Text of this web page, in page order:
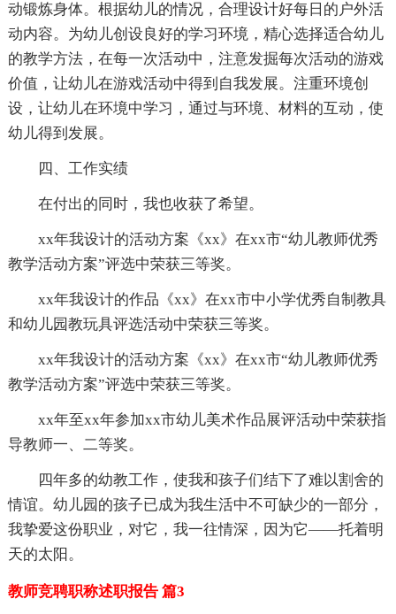
动锻炼身体。根据幼儿的情况，合理设计好每日的户外活
动内容。为幼儿创设良好的学习环境，精心选择适合幼儿
的教学方法，在每一次活动中，注意发掘每次活动的游戏
价值，让幼儿在游戏活动中得到自我发展。注重环境创
设，让幼儿在环境中学习，通过与环境、材料的互动，使
幼儿得到发展。
四、工作实绩
在付出的同时，我也收获了希望。
xx年我设计的活动方案《xx》在xx市“幼儿教师优秀
教学活动方案”评选中荣获三等奖。
xx年我设计的作品《xx》在xx市中小学优秀自制教具
和幼儿园教玩具评选活动中荣获三等奖。
xx年我设计的活动方案《xx》在xx市“幼儿教师优秀
教学活动方案”评选中荣获三等奖。
xx年至xx年参加xx市幼儿美术作品展评活动中荣获指
导教师一、二等奖。
四年多的幼教工作，使我和孩子们结下了难以割舍的
情谊。幼儿园的孩子已成为我生活中不可缺少的一部分，
我挚爱这份职业，对它，我一往情深，因为它——托着明
天的太阳。
教师竞聘职称述职报告 篇3